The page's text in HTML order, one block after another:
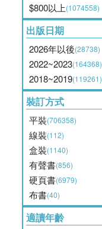
$800以上(1074558)
出版日期
2026年以後(28738)
2022~2023(164368)
2018~2019(119261)
裝訂方式
平裝(706358)
線裝(112)
盒裝(1140)
有聲書(856)
硬頁書(6979)
布書(40)
適讀年齡